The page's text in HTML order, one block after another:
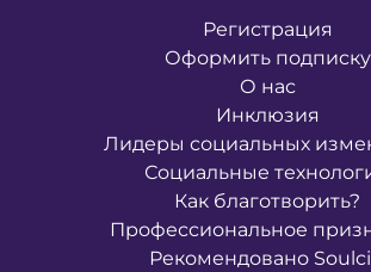
Регистрация
Оформить подписку
О нас
Инклюзия
Лидеры социальных
Социальные
Как благотворить?
Профессиональное
Рекомендовано